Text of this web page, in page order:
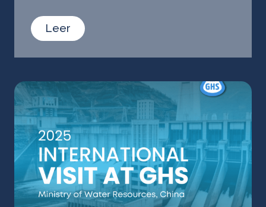
Leer